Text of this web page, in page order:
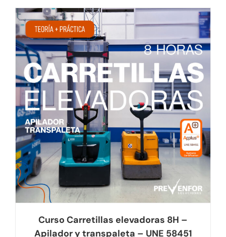
Curso Carretillas elevadoras 8H –
Apilador y transpaleta – UNE 58451